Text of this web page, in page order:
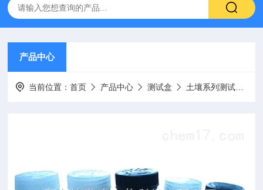
产品中心
当前位置：首页 产品中心 测试盒 土壤系列测试盒